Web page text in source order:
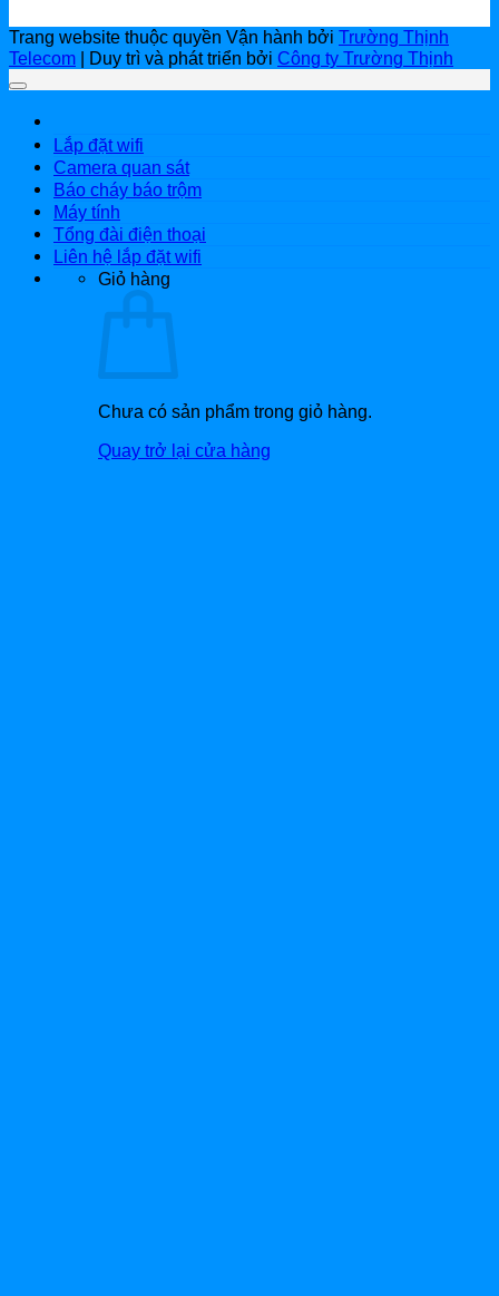
Trang website thuộc quyền Vận hành bởi Trường Thịnh
Telecom | Duy trì và phát triển bởi Công ty Trường Thịnh
Lắp đặt wifi
Camera quan sát
Báo cháy báo trộm
Máy tính
Tổng đài điện thoại
Liên hệ lắp đặt wifi
Giỏ hàng
Chưa có sản phẩm trong giỏ hàng.
Quay trở lại cửa hàng